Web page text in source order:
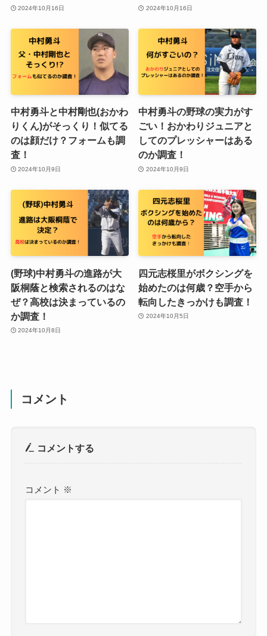
2024年10月16日 2024年10月16日
中村勇斗と中村剛也(おかわ
りくん)がそっくり！似てる
のは顔だけ？フォームも調
査！
2024年10月9日
中村勇斗の野球の実力がす
ごい！おかわりジュニアと
してのプレッシャーはある
のか調査！
2024年10月9日
(野球)中村勇斗の進路が大
阪桐蔭と検索されるのはな
ぜ？高校は決まっているの
か調査！
2024年10月8日
四元志桜里がボクシングを
始めたのは何歳？空手から
転向したきっかけも調査！
2024年10月5日
コメント
コメントする
コメント ※